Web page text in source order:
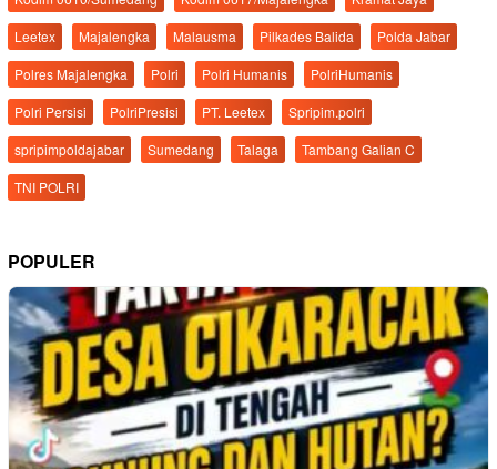
Leetex
Majalengka Malausma Pilkades Balida
Polda Jabar
Polres Majalengka
Polri Polri Humanis
PolriHumanis
Polri Persisi
PolriPresisi PT. Leetex
Spripim.polri
spripimpoldajabar
Sumedang Talaga
Tambang Galian C
TNI POLRI
POPULER